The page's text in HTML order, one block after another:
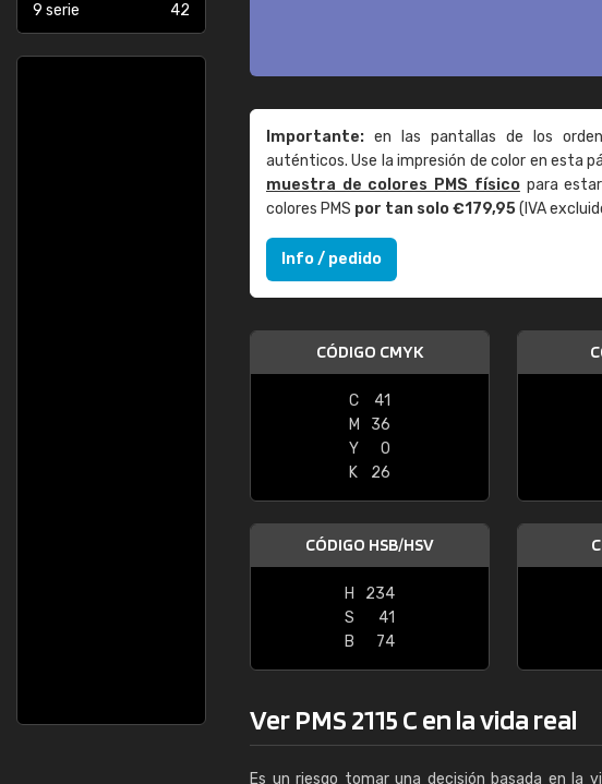
9 serie 42
Importante: en las pantallas de los
auténticos. Use la impresión de color en esta
muestra de colores PMS físicopara estar
colores PMS por tan solo €179,95(IVA
Info / pedido
CÓDIGO CMYK
C
41
M
36
Y
0
K
26
CÓDIGO HSB/HSV
H
234
S
41
B
74
Ver PMS 2115 C en la vida real
Es un riesgo tomar una decisión basada en la